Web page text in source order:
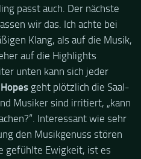
passt auch. Der nächste
wir das. Ich achte bei
Klang, als auf die Musik,
auf die Highlights
unten kann sich jeder
geht plötzlich die Saal-
Musiker sind irritiert, „kann
Interessant wie sehr
den Musikgenuss stören
gefühlte Ewigkeit, ist es